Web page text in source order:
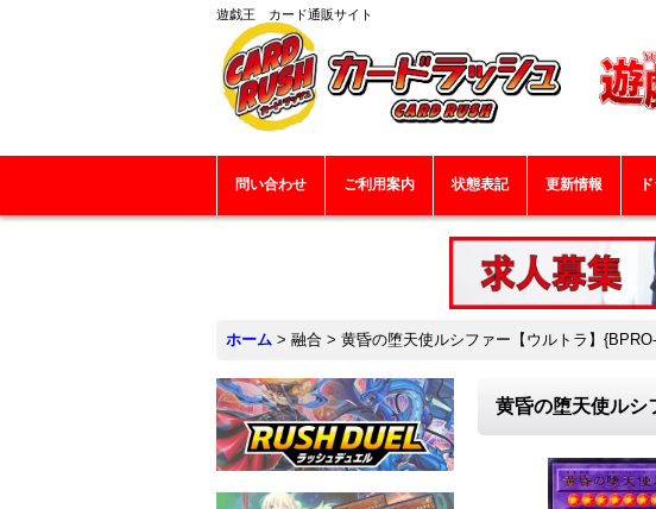
遊戯王 カード通販サイト
問い合わせ ご利用案内 状態表記 更新情報
ホーム > 融合 > 黄昏の堕天使ルシファー【ウルトラ】
黄昏の堕天使ルシ